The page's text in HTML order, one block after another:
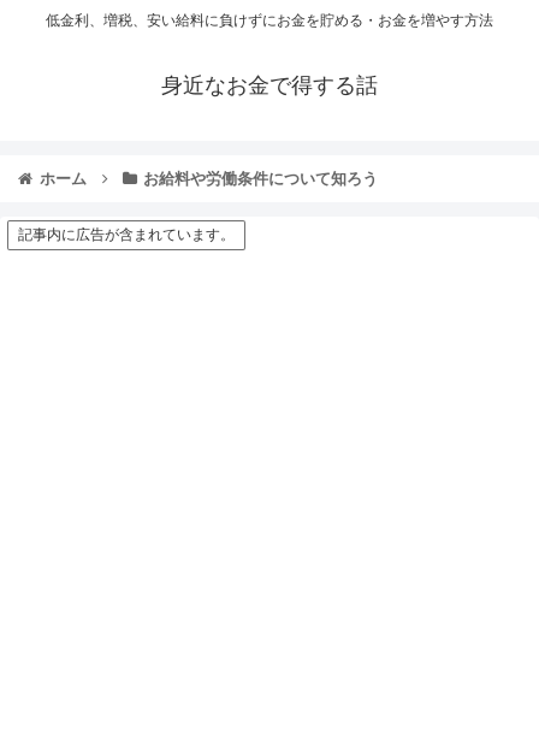
低金利、増税、安い給料に負けずにお金を貯める・お金を増やす方法
身近なお金で得する話
ホーム お給料や労働条件について知ろう
記事内に広告が含まれています。